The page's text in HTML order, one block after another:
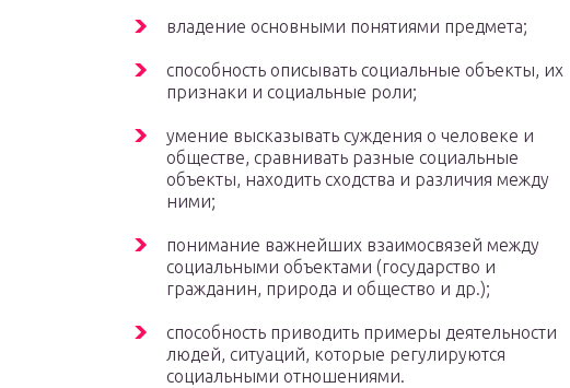
владение основными понятиями предмета;
способность описывать социальные объекты, их
признаки и социальные роли;
умение высказывать суждения о человеке и
обществе, сравнивать разные социальные
объекты, находить сходства и различия между
ними;
понимание важнейших взаимосвязей между
социальными объектами (государство и
гражданин, природа и общество и др.);
способность приводить примеры деятельности
людей, ситуаций, которые регулируются
социальными отношениями.